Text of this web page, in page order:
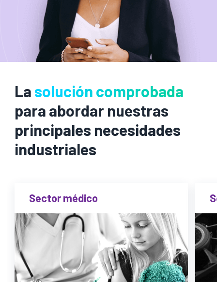
La solución comprobada
para abordar nuestras
principales necesidades
industriales
Sector médico